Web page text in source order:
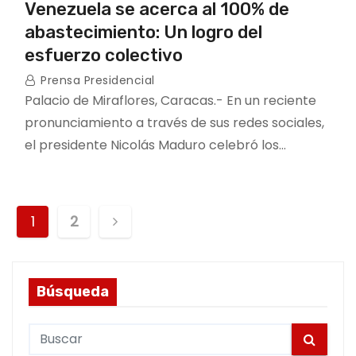
Venezuela se acerca al 100% de
abastecimiento: Un logro del
esfuerzo colectivo
Prensa Presidencial
Palacio de Miraflores, Caracas.- En un reciente
pronunciamiento a través de sus redes sociales,
el presidente Nicolás Maduro celebró los…
1 2
Búsqueda